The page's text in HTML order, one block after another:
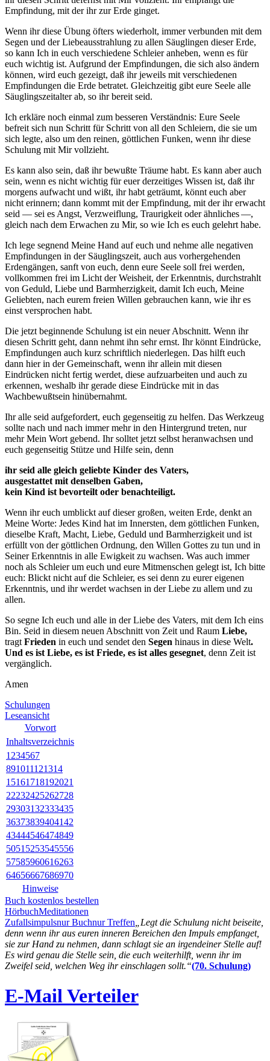
Empfindung, mit der ihr zur Erde ginget.
Wenn ihr diese Übung öfters wiederholt, immer verbunden mit dem
Segen und der Liebeausstrahlung zu allen Säuglingen dieser Erde,
so kann Ich in euch verschiedene Schleier anheben, wenn es für
euch wichtig ist. Aufgrund der Empfindungen, die sich also ändern
können, wird euch gezeigt, daß ihr jeweils mit verschiedenen
Empfindungen die Erde betratet. Gleichzeitig gibt eure Seele alle
Säuglingszeitalter ab, so ihr bereit seid.
Ich erkläre noch einmal zum besseren Verständnis: Eure Seele
befreit sich nun Schritt für Schritt von all den Schleiern, die sie um
sich legte, also um den reinen, göttlichen Funken, wenn ihr diese
Schulung mit Mir vollzieht.
Es kann also sein, daß ihr bewußte Träume habt. Es kann aber auch
sein, wenn es nicht wichtig für euer derzeitiges Wissen ist, daß ihr
morgens aufwacht und wißt, ihr habt geträumt, könnt euch aber
nicht erinnern; dann kommt mit der Empfindung, mit der ihr erwacht
seid — sei es Angst, Verzweiflung, Traurigkeit oder ähnliches—,
gleich nach dem Erwachen zu Mir, so wie Ich es euch gelehrt habe.
Ich lege segnend Meine Hand auf euch und nehme alle negativen
Empfindungen in der Säuglingszeit, auch aus vorhergehenden
Erdengängen, sanft von euch, denn eure Seele soll frei werden,
vollkommen frei im Licht der Weisheit, der Erkenntnis, durchstrahlt
von Geduld, Liebe und Barmherzigkeit, damit Ich euch, Meine
Geliebten, nach eurem freien Willen gebrauchen kann, wie ihr es
einst versprochen habt.
Die jetzt beginnende Schulung ist ein neuer Abschnitt. Wenn ihr
diesen Schritt geht, dann nehmt ihn sehr ernst. Ihr könnt Eindrücke,
Empfindungen auch kurz schriftlich niederlegen. Das hilft euch
dann hier in der Gemeinschaft, wenn ihr allein mit diesen
Eindrücken nicht fertig werdet, diese aufzuarbeiten und auch zu
erkennen, weshalb ihr gerade diese Eindrücke mit in das
Wachbewußtsein hinübernahmt.
Ihr alle seid aufgefordert, euch gegenseitig zu helfen. Das Werkzeug
sollte nach und nach immer mehr in den Hintergrund treten, nur
mehr Mein Wort gebend. Ihr solltet jetzt selbst heranwachsen und
euch gegenseitig Stütze und Hilfe sein, denn
ihr seid alle gleich geliebte Kinder des Vaters,
ausgestattet mit denselben Gaben,
kein Kind ist bevorteilt oder benachteiligt.
Wenn ihr euch umblickt auf dieser großen, weiten Erde, denkt an
Meine Worte: Jedes Kind hat im Innersten, dem göttlichen Funken,
dieselbe Kraft, Macht, Liebe, Geduld und Barmherzigkeit und ist
erfüllt von der göttlichen Ordnung, den Willen Gottes zu tun und in
Seiner Erkenntnis in alle Ewigkeit zu wachsen. Was auch immer
noch als Schleier um euch und eure Mitmenschen gelegt ist, Ich bitte
euch: Blickt nicht auf die Schleier, es sei denn zu eurer eigenen
Erkenntnis, und ihr werdet wachsen in der Liebe zu allem und zu
allen.
So segne Ich euch und alle in der Liebe des Vaters, mit dem Ich eins
Bin. Seid in diesem neuen Abschnitt von Zeit und Raum Liebe,
tragt Frieden in euch und sendet den Segen hinaus in diese Welt.
Und es ist Liebe, es ist Friede, es ist alles gesegnet, denn Zeit ist
vergänglich.
Amen
Schulungen
Leseansicht
Vorwort
Inhaltsverzeichnis
1 234567
891011121314
15161718192021
22232425262728
29303132333435
36373839404142
43444546474849
5051 5253545556
57585960616263
64656667686970
Hinweise
Buch kostenlos bestellen
HörbuchMeditationen
Zufallsimpulsnur Buchnur Treffen „Legt die Schulung nicht beiseite,
denn wenn ihr aus euren inneren Bereichen den Impuls empfanget,
sie zur Hand zu nehmen, dann schlagt sie an irgendeiner Stelle auf!
Es wird genau die Stelle sein, die euch weiterhilft, wenn ihr im
Zweifel seid, welchen Weg ihr einschlagen sollt.“(70. Schulung)
E-Mail Verteiler